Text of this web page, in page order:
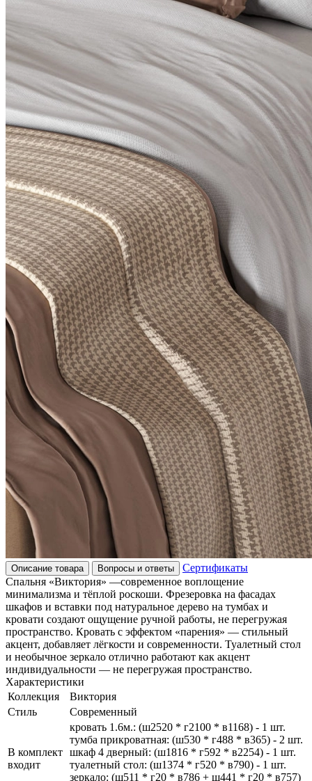
Описание товара Вопросы и ответы
Сертификаты
Спальня «Виктория» —современное воплощение
минимализма и тёплой роскоши. Фрезеровка на фасадах
шкафов и вставки под натуральное дерево на тумбах и
кровати создают ощущение ручной работы, не перегружая
пространство. Кровать с эффектом «парения» — стильный
акцент, добавляет лёгкости и современности. Туалетный стол
и необычное зеркало отлично работают как акцент
индивидуальности — не перегружая пространство.
Характеристики
Коллекция
Виктория
Стиль
Современный
В комплект
входит
кровать 1.6м.: (ш2520 * г2100 * в1168) - 1 шт.
тумба прикроватная: (ш530 * г488 * в365) - 2 шт.
шкаф 4 дверный: (ш1816 * г592 * в2254) - 1 шт.
туалетный стол: (ш1374 * г520 * в790) - 1 шт.
зеркало: (ш511 * г20 * в786 + ш441 * г20 * в757)